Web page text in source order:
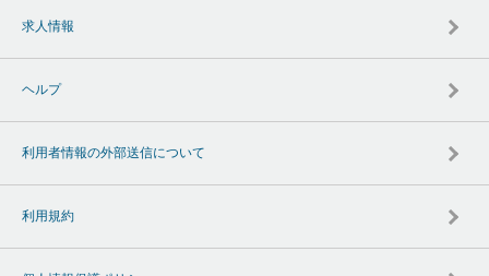
求人情報
ヘルプ
利用者情報の外部送信について
利用規約